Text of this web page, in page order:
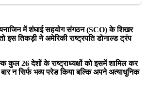
में शंघाई सहयोग संगठन (SCO) के शिखर
इस तिकड़ी ने अमेरिकी राष्ट्रपति डोनाल्ड ट्रंप
कुल 26 देशों के राष्ट्राध्यक्षों को इसमें शामिल कर
न सिर्फ भव्य परेड किया बल्कि अपने अत्याधुनिक